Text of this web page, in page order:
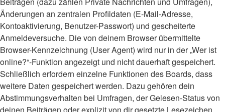
Änderungen an zentralen Profildaten (E-Mail-Adresse,
Kontoaktivierung, Benutzer-Passwort) und gescheiterte
Anmeldeversuche. Die von deinem Browser übermittelte
Browser-Kennzeichnung (User Agent) wird nur in der „Wer ist
online?“-Funktion angezeigt und nicht dauerhaft gespeichert.
Schließlich erfordern einzelne Funktionen des Boards, dass
weitere Daten gespeichert werden. Dazu gehören dein
Abstimmungsverhalten bei Umfragen, der Gelesen-Status von